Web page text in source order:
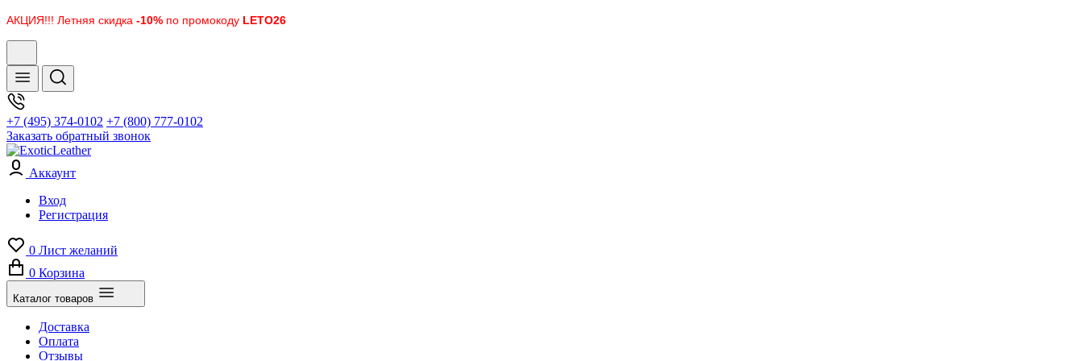
АКЦИЯ!!! Летняя скидка -10% по промокоду LETO26
+7 (495) 374-0102 +7 (800) 777-0102
Заказать обратный звонок
Аккаунт
Вход
Регистрация
0 Лист желаний
0 Корзина
Каталог товаров
Доставка
Оплата
Отзывы